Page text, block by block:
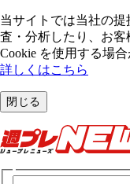
当サイトでは当社の
査・分析したり、お
Cookie を使⽤する場合
詳しくはこちら
閉じる